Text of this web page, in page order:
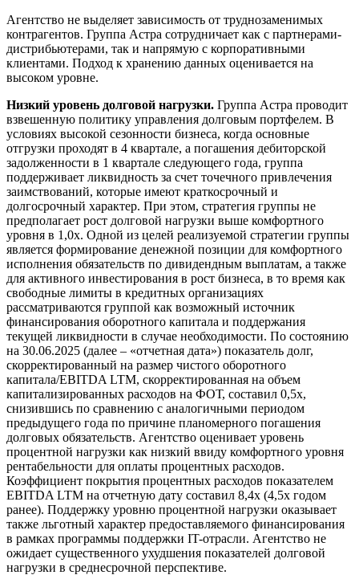
Агентство не выделяет зависимость от труднозаменимых
контрагентов. Группа Астра сотрудничает как с партнерами-
дистрибьютерами, так и напрямую с корпоративными
клиентами. Подход к хранению данных оценивается на
высоком уровне.
Низкий уровень долговой нагрузки. Группа Астра проводит
взвешенную политику управления долговым портфелем. В
условиях высокой сезонности бизнеса, когда основные
отгрузки проходят в 4 квартале, а погашения дебиторской
задолженности в 1 квартале следующего года, группа
поддерживает ликвидность за счет точечного привлечения
заимствований, которые имеют краткосрочный и
долгосрочный характер. При этом, стратегия группы не
предполагает рост долговой нагрузки выше комфортного
уровня в 1,0х. Одной из целей реализуемой стратегии группы
является формирование денежной позиции для комфортного
исполнения обязательств по дивидендным выплатам, а также
для активного инвестирования в рост бизнеса, в то время как
свободные лимиты в кредитных организациях
рассматриваются группой как возможный источник
финансирования оборотного капитала и поддержания
текущей ликвидности в случае необходимости. По состоянию
на 30.06.2025 (далее – «отчетная дата») показатель долг,
скорректированный на размер чистого оборотного
капитала/EBITDA LTM, скорректированная на объем
капитализированных расходов на ФОТ, составил 0,5х,
снизившись по сравнению с аналогичными периодом
предыдущего года по причине планомерного погашения
долговых обязательств. Агентство оценивает уровень
процентной нагрузки как низкий ввиду комфортного уровня
рентабельности для оплаты процентных расходов.
Коэффициент покрытия процентных расходов показателем
EBITDA LTM на отчетную дату составил 8,4х (4,5х годом
ранее). Поддержку уровню процентной нагрузки оказывает
также льготный характер предоставляемого финансирования
в рамках программы поддержки IT-отрасли. Агентство не
ожидает существенного ухудшения показателей долговой
нагрузки в среднесрочной перспективе.